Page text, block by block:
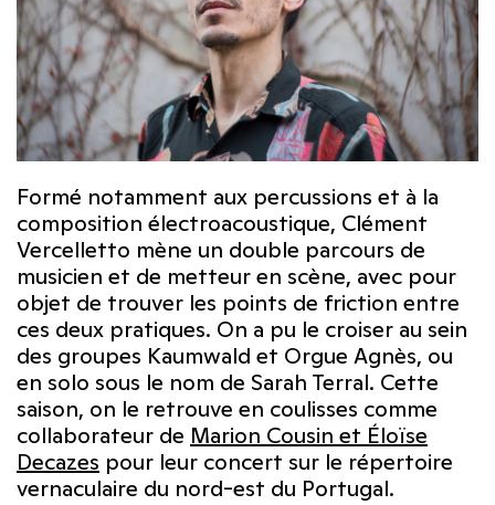
Formé notamment aux percussions et à la
composition électroacoustique, Clément
Vercelletto mène un double parcours de
musicien et de metteur en scène, avec pour
objet de trouver les points de friction entre
ces deux pratiques. On a pu le croiser au sein
des groupes Kaumwald et Orgue Agnès, ou
en solo sous le nom de Sarah Terral. Cette
saison, on le retrouve en coulisses comme
collaborateur de Marion Cousin et Éloïse
Decazes pour leur concert sur le répertoire
vernaculaire du nord-est du Portugal.